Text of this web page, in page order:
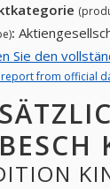
:
Sie den
from official